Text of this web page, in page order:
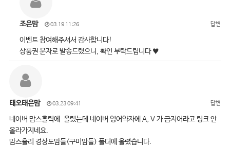
조은맘 03.19 11:26 답변
이벤트 참여해주셔서 감사합니다!
상품권 문자로 발송드렸으니, 확인 부탁드립니다 ♥
태오태은맘 03.23 09:41 답변
네이버 맘스홀릭에 올렸는데 네이버 영어약자에 A, V 가 금지어라고 링크 안
올라가지네요.
맘스홀리 경상도맘들(구미맘들) 폴더에 올렸습니다.